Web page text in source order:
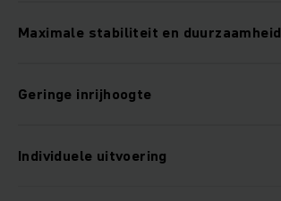
Maximale stabiliteit en duurzaamheid
Geringe inrijhoogte
Individuele uitvoering